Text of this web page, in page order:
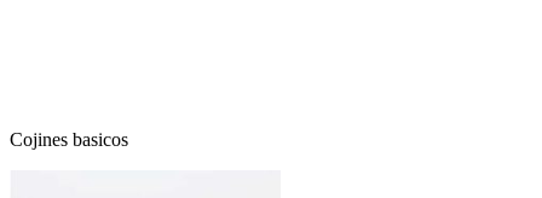
Cojines basicos